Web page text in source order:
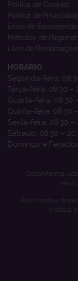
Política de Cookies
Política de
Envio de
Métodos de
Livro de
HORÁRIO
Segunda-feira:
Terça-feira: 08:30 –
Quarta-feira: 08:30
Quinta-feira: 08:30
Sexta-feira: 08:30 –
Sábado: 08:30 –
Domingo e
Oceanifarma,
Autorizado a
médica,